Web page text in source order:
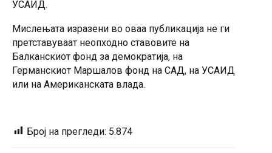
УСАИД.
Мислењата изразени во оваа публикација не ги
претставуваат неопходно ставовите на
Балканскиот фонд за демократија, на
Германскиот Маршалов фонд на САД, на УСАИД
или на Американската влада.
Број на прегледи: 5.874